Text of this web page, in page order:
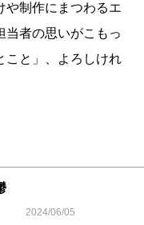
や制作にまつわるエ
当者の思いがこもっ
こと」、よろしけれ
2024/06/05